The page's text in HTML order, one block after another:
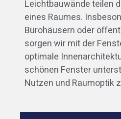
Leichtbauwände teilen
eines Raumes.
Bürohäusern oder
sorgen wir mit der
optimale
schönen Fenster
Nutzen und Raumoptik